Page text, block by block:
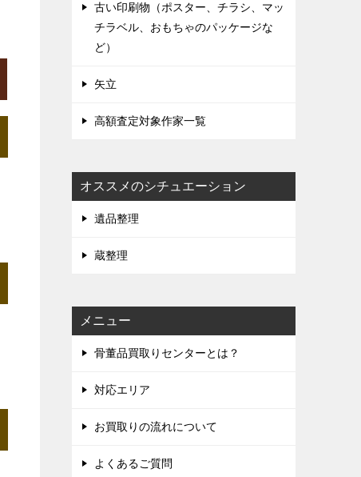
古い印刷物（ポスター、チラシ、マッ
チラベル、おもちゃのパッケージな
ど）
矢立
高額査定対象作家一覧
オススメのシチュエーション
遺品整理
蔵整理
メニュー
骨董品買取りセンターとは？
対応エリア
お買取りの流れについて
よくあるご質問